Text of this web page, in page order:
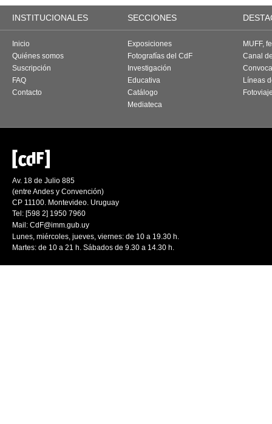
INSTITUCIONALES SECCIONES
Inicio
Quiénes somos
Suscripción
FAQ
Contacto
Exposiciones
Fotografías del CdF
Investigación
Educativa
Catálogo
Mediateca
MUFF,
Canal
Líneas
Av. 18 de Julio 885
(entre Andes y Convención)
CP 11100. Montevideo. Uruguay
Tel: [598 2] 1950 7960
Mail: CdF@imm.gub.uy
Lunes, miércoles, jueves, viernes: de 10 a 19.30 h.
Martes: de 10 a 21 h. Sábados de 9.30 a 14.30 h.